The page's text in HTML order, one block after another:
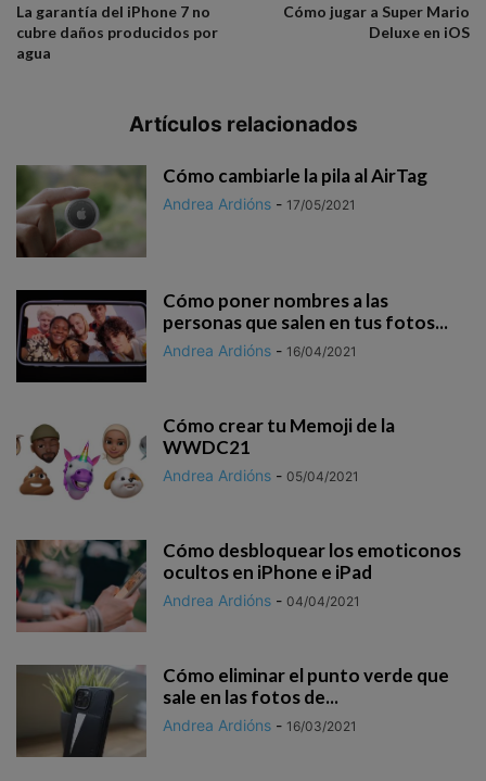
La garantía del iPhone 7 no
cubre daños producidos por
agua
Cómo jugar a Super Mario
Deluxe en iOS
Artículos relacionados
Cómo cambiarle la pila al AirTag
Andrea Ardións - 17/05/2021
Cómo poner nombres a las
personas que salen en tus fotos...
Andrea Ardións - 16/04/2021
Cómo crear tu Memoji de la
WWDC21
Andrea Ardións - 05/04/2021
Cómo desbloquear los emoticonos
ocultos en iPhone e iPad
Andrea Ardións - 04/04/2021
Cómo eliminar el punto verde que
sale en las fotos de...
Andrea Ardións - 16/03/2021